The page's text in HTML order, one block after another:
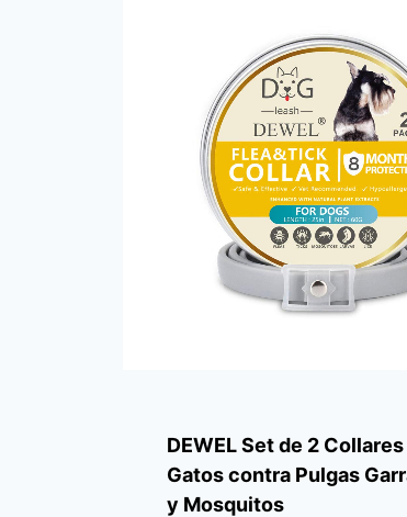
DEWEL Set de 2
Gatos contra Pulgas
y Mosquitos